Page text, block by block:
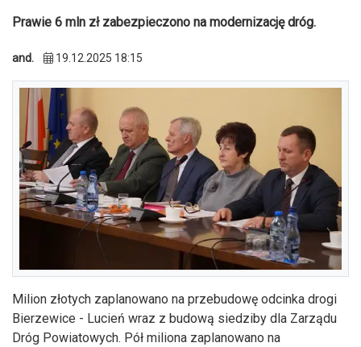
Prawie 6 mln zł zabezpieczono na modernizację dróg.
and. 19.12.2025 18:15
Milion złotych zaplanowano na przebudowę odcinka drogi
Bierzewice - Lucień wraz z budową siedziby dla Zarządu
Dróg Powiatowych. Pół miliona zaplanowano na